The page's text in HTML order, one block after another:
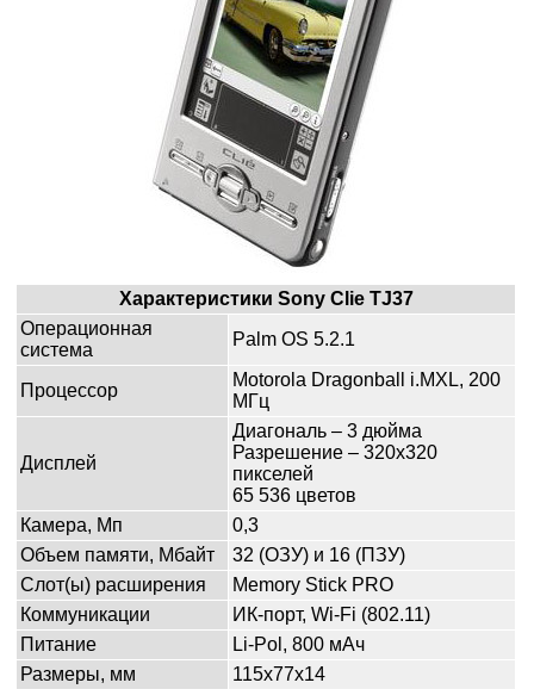
Характеристики Sony Clie TJ37
Операционная
система
Palm OS 5.2.1
Процессор
Motorola Dragonball i.MXL, 200
МГц
Дисплей
Диагональ – 3 дюйма
Разрешение – 320x320
пикселей
65 536 цветов
Камера, Мп
0,3
Объем памяти, Мбайт
32 (ОЗУ) и 16 (ПЗУ)
Слот(ы) расширения
Memory Stick PRO
Коммуникации
ИК-порт, Wi-Fi (802.11)
Питание
Li-Pol, 800 мАч
Размеры, мм
115x77x14